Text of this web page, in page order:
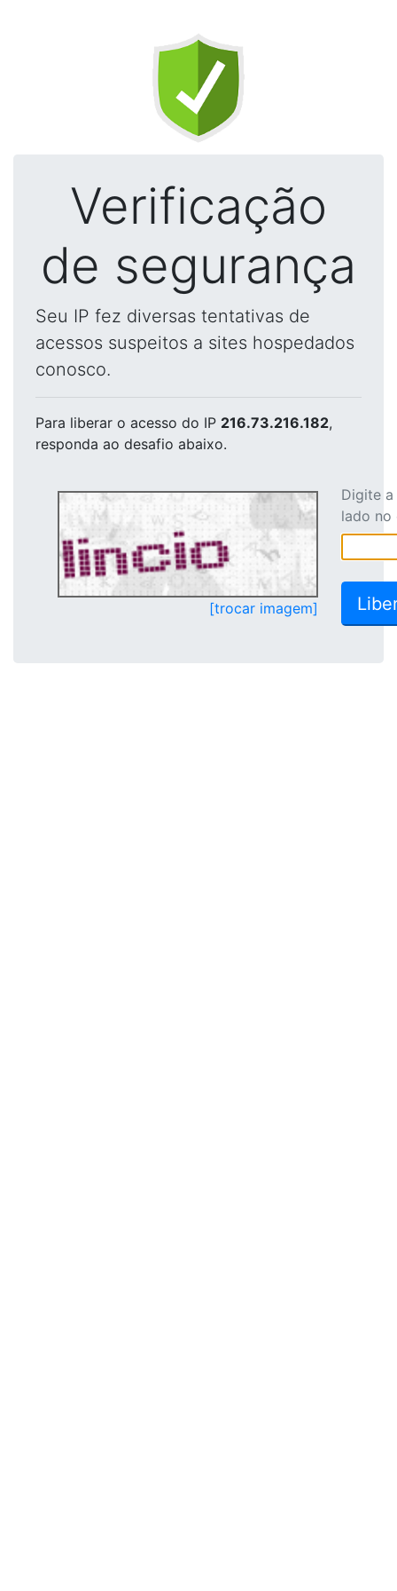
Verificação
de segurança
Seu IP fez diversas tentativas de
acessos suspeitos a sites hospedados
conosco.
Para liberar o acesso do IP 216.73.216.182,
responda ao desafio abaixo.
[trocar imagem]
Digite
lado no